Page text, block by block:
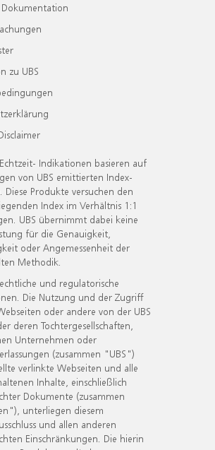
Dokumentation
zu UBS
Indikationen basieren auf
von UBS emittierten Index-
Diese Produkte versuchen den
Index im Verhältnis 1:1
UBS übernimmt dabei keine
für die Genauigkeit,
oder Angemessenheit der
Methodik.
und regulatorische
Die Nutzung und der Zugriff
oder andere von der UBS
deren Tochtergesellschaften,
Unternehmen oder
(zusammen "UBS")
verlinkte Webseiten und alle
Inhalte, einschließlich
Dokumente (zusammen
unterliegen diesem
und allen anderen
Einschränkungen. Die hierin